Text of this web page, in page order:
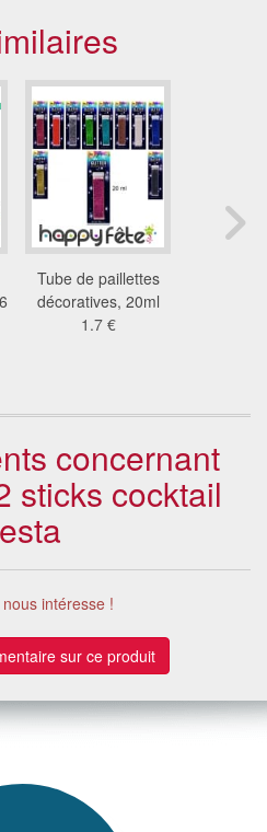
Tube de paillettes
décoratives, 20ml
1.7 €
concernant
sticks cocktail
intéresse !
sur ce produit